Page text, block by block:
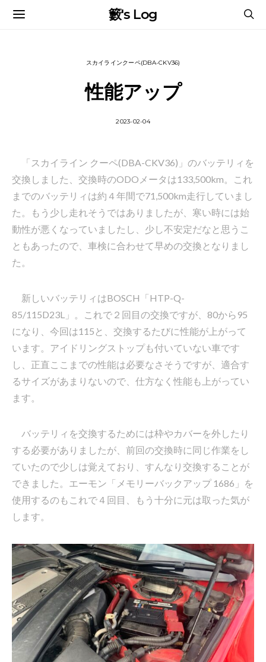
籔's Log
スカイラインクーペ(DBA-CKV36)
性能アップ
2023-02-04
「スカイライン クーペ(DBA-CKV36)」のバッテリィを
交換しました、交換時のODOメータは133,500km。これ
までのバッテリィは約４年間で71,500km走行していまし
た。もう少し走れそうではありましたが、寒い時には始
動性が悪くなっていましたし、少し不安定だなと思うこ
ともあったので、車検に合わせて早めの交換となりまし
た。
新しいバッテリィはBOSCH「HTP-Q-
85/115D23L」。これで２回目の交換ですが、80から95
になり、今回は115と、交換するたびに性能が上がって
います。アイドリングストップも付いていない車です
し、正直ここまでの性能は必要なさそうですが、適合す
るサイズがあまりないので、仕方なく性能も上がってい
ます。
バッテリィを交換するためには枠やカバーを外したり
する必要がありましたが、前回の交換時に同じ作業をし
ていたので少しは覚えており、すんなり交換することが
できました。エーモン「メモリーバックアップ 1686」を
使用するのもこれで４回目、もう十分に元は取った気が
します。